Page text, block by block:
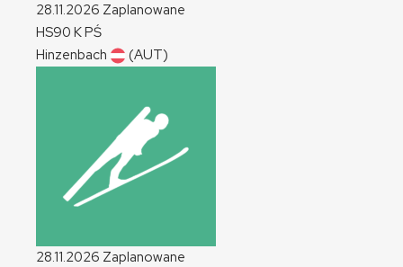
28.11.2026 Zaplanowane
HS90 KPŚ
Hinzenbach
(AUT)
28.11.2026 Zaplanowane